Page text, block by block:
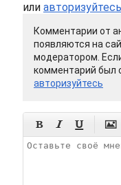
или авторизуйтесь
Комментарии от
появляются на
модератором.
комментарий был
авторизуйтесь
   